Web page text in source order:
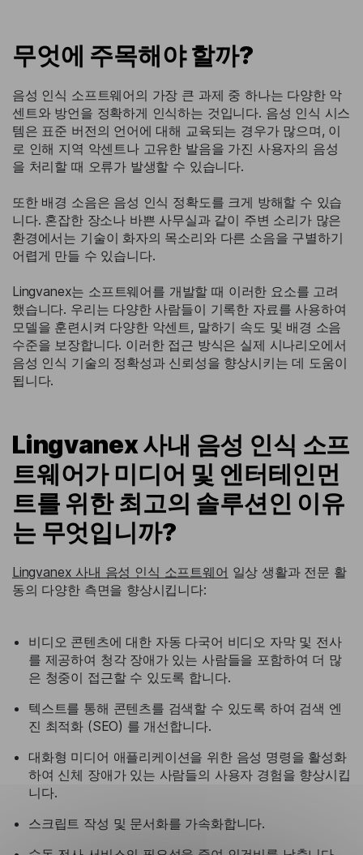
무엇에 주목해야 할까?
음성 인식 소프트웨어의 가장 큰 과제 중 하나는 다양한 악
센트와 방언을 정확하게 인식하는 것입니다. 음성 인식 시스
템은 표준 버전의 언어에 대해 교육되는 경우가 많으며, 이
로 인해 지역 악센트나 고유한 발음을 가진 사용자의 음성
을 처리할 때 오류가 발생할 수 있습니다.
또한 배경 소음은 음성 인식 정확도를 크게 방해할 수 있습
니다. 혼잡한 장소나 바쁜 사무실과 같이 주변 소리가 많은
환경에서는 기술이 화자의 목소리와 다른 소음을 구별하기
어렵게 만들 수 있습니다.
Lingvanex는 소프트웨어를 개발할 때 이러한 요소를 고려
했습니다. 우리는 다양한 사람들이 기록한 자료를 사용하여
모델을 훈련시켜 다양한 악센트, 말하기 속도 및 배경 소음
수준을 보장합니다. 이러한 접근 방식은 실제 시나리오에서
음성 인식 기술의 정확성과 신뢰성을 향상시키는 데 도움이
됩니다.
Lingvanex 사내 음성 인식 소프
트웨어가 미디어 및 엔터테인먼
트를 위한 최고의 솔루션인 이유
는 무엇입니까?
Lingvanex 사내 음성 인식 소프트웨어 일상 생활과 전문 활
동의 다양한 측면을 향상시킵니다:
비디오 콘텐츠에 대한 자동 다국어 비디오 자막 및 전사
를 제공하여 청각 장애가 있는 사람들을 포함하여 더 많
은 청중이 접근할 수 있도록 합니다.
텍스트를 통해 콘텐츠를 검색할 수 있도록 하여 검색 엔
진 최적화 (SEO) 를 개선합니다.
대화형 미디어 애플리케이션을 위한 음성 명령을 활성화
하여 신체 장애가 있는 사람들의 사용자 경험을 향상시킵
니다.
스크립트 작성 및 문서화를 가속화합니다.